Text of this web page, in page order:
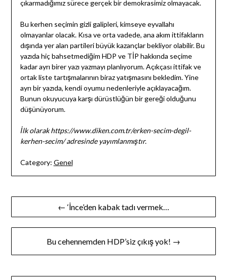
çıkarmadığımız sürece gerçek bir demokrasimiz olmayacak.
Bu kerhen seçimin gizli galipleri, kimseye eyvallahı
olmayanlar olacak. Kısa ve orta vadede, ana akım ittifakların
dışında yer alan partileri büyük kazançlar bekliyor olabilir. Bu
yazıda hiç bahsetmediğim HDP ve TİP hakkında seçime
kadar ayrı birer yazı yazmayı planlıyorum. Açıkçası ittifak ve
ortak liste tartışmalarının biraz yatışmasını bekledim. Yine
ayrı bir yazıda, kendi oyumu nedenleriyle açıklayacağım.
Bunun okuyucuya karşı dürüstlüğün bir gereği olduğunu
düşünüyorum.
İlk olarak https://www.diken.com.tr/erken-secim-degil-
kerhen-secim/ adresinde yayımlanmıştır.
Category: Genel
Yazı
gezinmesi
← ‘İnce’den kabak tadı vermek…
Bu cehennemden HDP’siz çıkış yok! →